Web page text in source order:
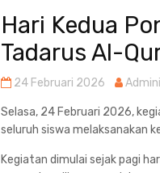
Hari Kedua
Tadarus Al-
24 Februari 2026
Selasa, 24 Februari 2026,
seluruh siswa melaksanakan
Kegiatan dimulai sejak pagi